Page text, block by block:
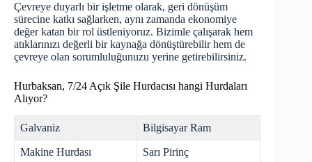
Çevreye duyarlı bir işletme olarak, geri dönüşüm
sürecine katkı sağlarken, aynı zamanda ekonomiye
değer katan bir rol üstleniyoruz. Bizimle çalışarak hem
atıklarınızı değerli bir kaynağa dönüştürebilir hem de
çevreye olan sorumluluğunuzu yerine getirebilirsiniz.
Hurbaksan, 7/24 Açık Şile Hurdacısı hangi Hurdaları
Alıyor?
Galvaniz Bilgisayar Ram
Makine Hurdası Sarı Pirinç